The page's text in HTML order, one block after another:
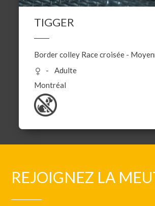
TIGGER
Border colley Race croisée -
Adulte
Montréal
REJOIGNEZ LA